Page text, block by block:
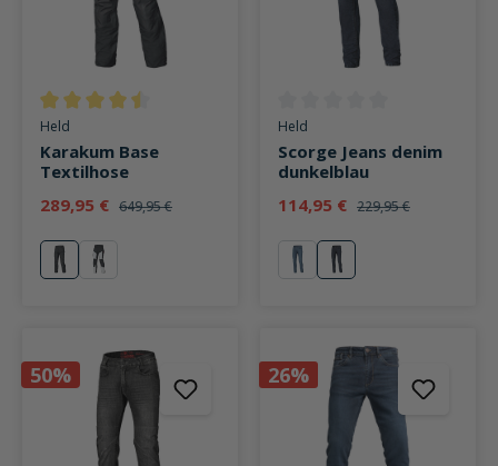
Durchschnittliche Bewertung von 4.5 von 5 Sternen
Held
Karakum Base
Textilhose
289,95 € 649,95 €
schwarz
grau
Durchschnittliche Bewertung
Held
Scorge Jeans denim
dunkelblau
114,95 € 229,95 €
denim blaudenim dunkelblau
50% 26%